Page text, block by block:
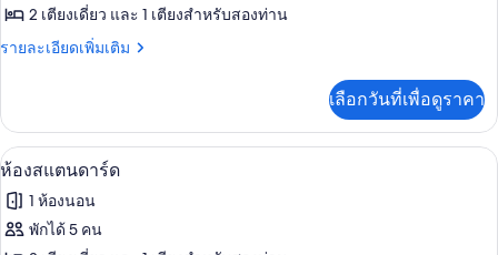
ของ
ห้อง
เรีย
2 เตียงเดี่ยว และ 1 เตียงสำหรับสองท่าน
รายละเอียดเพิ่มเติม
ราย
เกี่ยว
กับ
ห้อง
พี
เรีย
เลือกวันที่เพื่อดูราคา
เปิด
ภาพถ่าย
ทั้งหมด
มินิบาร์, ตู้นิรภัยในห้องพัก, โต๊ะทำงาน,
7
ห้องสแตนดาร์ด
1 ห้องนอน
พักได้ 5 คน